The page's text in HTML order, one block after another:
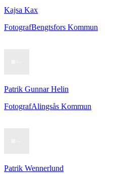
Kajsa Kax
FotografBengtsfors Kommun
Patrik Gunnar Helin
FotografAlingsås Kommun
Patrik Wennerlund